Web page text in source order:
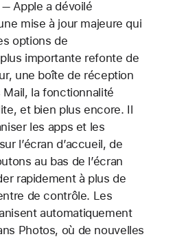
Apple a dévoilé
mise à jour majeure qui
options de
importante refonte de
une boîte de réception
la fonctionnalité
et bien plus encore. Il
les apps et les
l’écran d’accueil, de
au bas de l’écran
rapidement à plus de
de contrôle. Les
automatiquement
Photos, où de nouvelles